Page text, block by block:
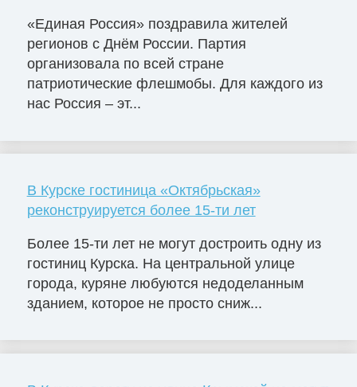
«Единая Россия» поздравила жителей
регионов с Днём России. Партия
организовала по всей стране
патриотические флешмобы. Для каждого из
нас Россия – эт...
В Курске гостиница «Октябрьская»
реконструируется более 15-ти лет
Более 15-ти лет не могут достроить одну из
гостиниц Курска. На центральной улице
города, куряне любуются недоделанным
зданием, которое не просто сниж...